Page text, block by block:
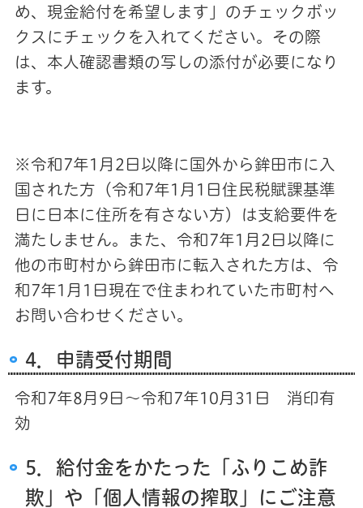
め、現金給付を希望します」のチェックボッ
クスにチェックを入れてください。その際
は、本人確認書類の写しの添付が必要になり
ます。
※令和7年1月2日以降に国外から鉾田市に入
国された方（令和7年1月1日住民税賦課基準
日に日本に住所を有さない方）は支給要件を
満たしません。また、令和7年1月2日以降に
他の市町村から鉾田市に転入された方は、令
和7年1月1日現在で住まわれていた市町村へ
お問い合わせください。
4．申請受付期間
令和7年8月9日〜令和7年10月31日 消印有
効
5．給付金をかたった「ふりこめ詐
欺」や「個人情報の搾取」にご注意